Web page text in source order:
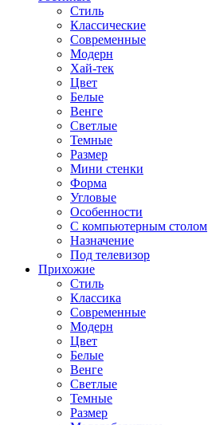
Стиль
Классические
Современные
Модерн
Хай-тек
Цвет
Белые
Венге
Светлые
Темные
Размер
Мини стенки
Форма
Угловые
Особенности
С компьютерным столом
Назначение
Под телевизор
Прихожие
Стиль
Классика
Современные
Модерн
Цвет
Белые
Венге
Светлые
Темные
Размер